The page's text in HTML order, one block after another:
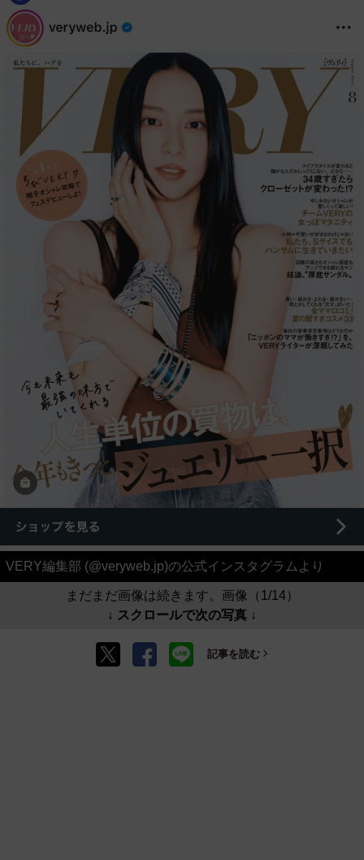
VERY編集部 (@veryweb.jp)の公式インスタグラムより
まだまだ画像は続きます。画像（1/14）
↓ スクロールで次の写真 ↓
記事を読む